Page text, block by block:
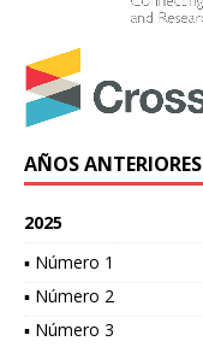
AÑOS ANTERIORES
2025
▪ Número 1
▪ Número 2
▪ Número 3